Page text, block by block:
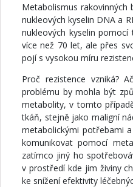
Metabolismus
nukleových kyselin DNA a
nukleových kyselin
více než 70 let, ale přes
pojí s vysokou míru
Proč rezistence vzniká?
problému by mohla být
metabolity, v tomto
tkáň, stejně jako maligní
metabolickými potřebami
komunikovat pomocí
zatímco jiný ho
v prostředí kde jim živiny
ke snížení efektivity